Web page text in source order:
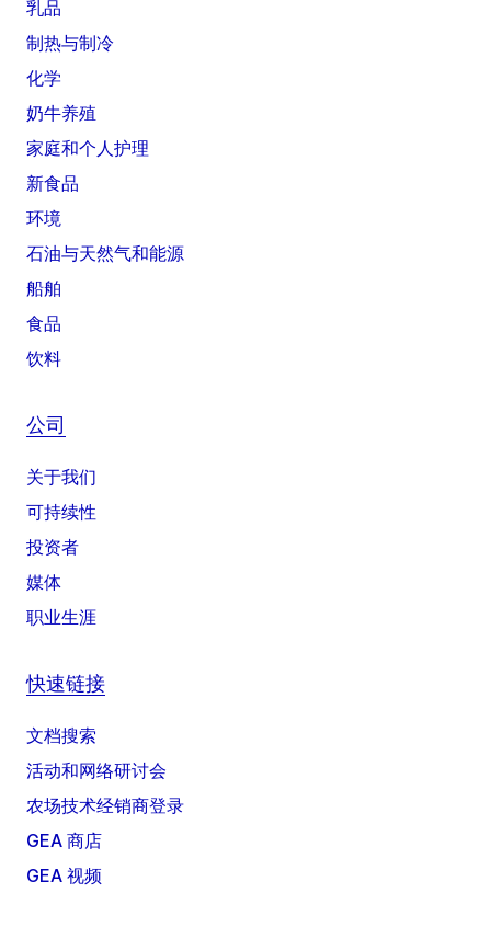
乳品
制热与制冷
化学
奶牛养殖
家庭和个人护理
新食品
环境
石油与天然气和能源
船舶
食品
饮料
公司
关于我们
可持续性
投资者
媒体
职业生涯
快速链接
文档搜索
活动和网络研讨会
农场技术经销商登录
GEA 商店
GEA 视频